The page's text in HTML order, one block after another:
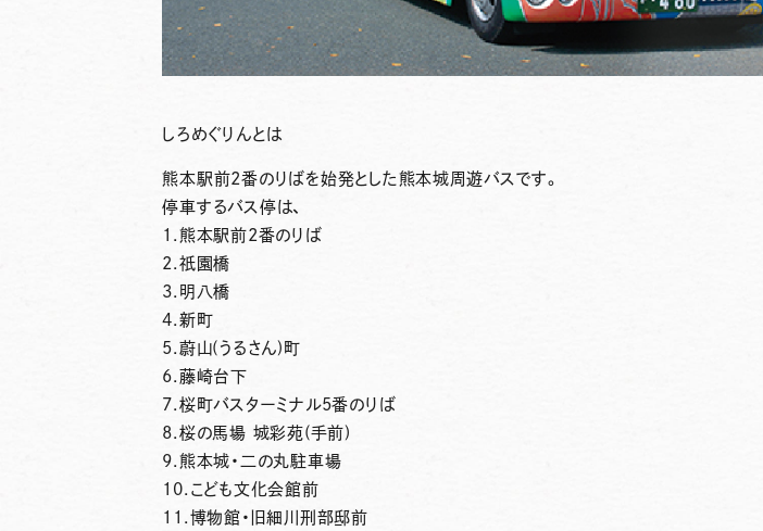
しろめぐりんとは
熊本駅前2番のりばを始発とした熊本城周遊バスです。
停車するバス停は、
1.熊本駅前2番のりば
2.祇園橋
3.明八橋
4.新町
5.蔚山(うるさん)町
6.藤崎台下
7.桜町バスターミナル5番のりば
8.桜の馬場 城彩苑(手前)
9.熊本城・二の丸駐車場
10.こども文化会館前
11.博物館・旧細川刑部邸前